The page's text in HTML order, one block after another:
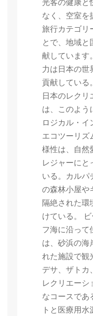
なく、空室を
旅行カテゴリ
とで、地域
献しています
力は日本の世
貢献している
日本のレクリ
は、このよう
ロジカル・イ
エコツーリズ
様性は、自然
レジャーにと
いる。カルパ
の森林小屋や
隔絶された環
けている。
フ海に沿って
は、砂浜の海
れた施設で観
デサ、ザトカ
レクリエーシ
なコースであ
トと医療用